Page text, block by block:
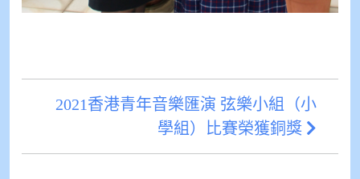
2021香港青年音樂匯演 弦樂小組（小
學組）比賽榮獲銅獎